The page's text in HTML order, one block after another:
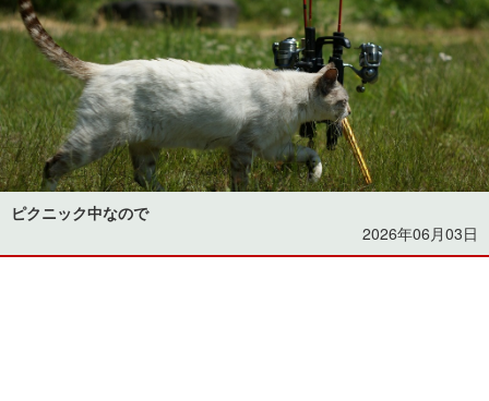
ピクニック中なので
2026年06月03日